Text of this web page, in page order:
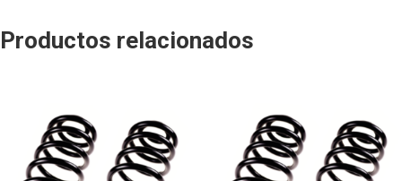
Productos relacionados